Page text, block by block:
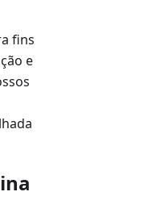
fins
e